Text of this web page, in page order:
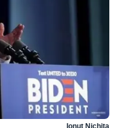
Ionuț Nichita